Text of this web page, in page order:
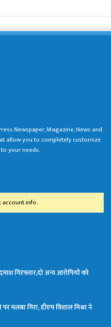
Newspaper, Magazine, News and
allow you to completely customize
your needs.
account info.
गिरफ्तार,दो अन्य आरोपियों को
मलबा गिरा, डीएम विशाल मिश्रा ने